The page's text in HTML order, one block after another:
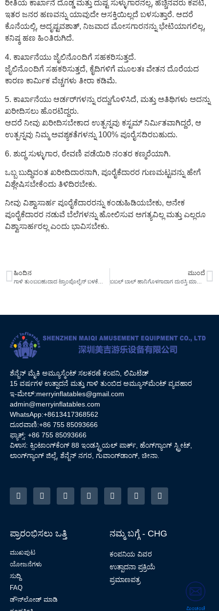
ರೀತಿಯ ಕಾರ್ಖಾನೆ ದೊಡ್ಡ ಮತ್ತು ದುಷ್ಟ ಸುಳ್ಳುಗಾರನಲ್ಲ, ಹೆಚ್ಚಿನವರು ಕಪಟಿ,
ಇತರ ಜನರ ಹಣವನ್ನು ಯಾವುದೇ ಆಸಕ್ತಿಯಿಲ್ಲದೆ ಬಳಸುತ್ತಾರೆ. ಆದರೆ
ಕೊನೆಯಲ್ಲಿ, ಅದೃಷ್ಟವಶಾತ್, ನಿಜವಾದ ಮೋಸಗಾರನನ್ನು ಭೇಟಿಯಾಗಲಿಲ್ಲ,
ಕನಿಷ್ಠ ಹಣ ಹಿಂತಿರುಗಿದೆ.
4. ಕಾರ್ಖಾನೆಯು ಜೈಲಿನೊಂದಿಗೆ ಸಹಕರಿಸುತ್ತದೆ.
ಜೈಲಿನೊಂದಿಗೆ ಸಹಕರಿಸುತ್ತದೆ, ಕೈದಿಗಳಿಗೆ ಮೂಲತಃ ವೇತನ ದೊರೆಯದ
ಕಾರಣ ಕಾರ್ಮಿಕ ವೆಚ್ಚಗಳು ತೀರಾ ಕಡಿಮೆ.
5. ಕಾರ್ಖಾನೆಯು ಆರ್ಡರ್‌ಗಳನ್ನು ರದ್ದುಗೊಳಿಸಿದೆ, ಮತ್ತು ಅತಿಥಿಗಳು ಅದನ್ನು
ಖರೀದಿಸಲು ಹೊರಟಿದ್ದರು.
ಆದರೆ ನೀವು ಖರೀದಿಸಬೇಕಾದ ಉತ್ಪನ್ನವು ಕಸ್ಟಮ್ ನಿರ್ಮಿತವಾಗಿದ್ದರೆ, ಆ
ಉತ್ಪನ್ನವು ನಿಮ್ಮ ಅವಶ್ಯಕತೆಗಳನ್ನು 100% ಪೂರೈಸದಿರಬಹುದು.
6. ಶುದ್ಧ ಸುಳ್ಳುಗಾರ, ಠೇವಣಿ ಪಡೆಯಿರಿ ನಂತರ ಕಣ್ಮರೆಯಾಗಿ.
ಒಬ್ಬ ಬುದ್ಧಿವಂತ ಖರೀದಿದಾರನಾಗಿ, ಪೂರೈಕೆದಾರರ ಗುಣಮಟ್ಟವನ್ನು ಹೇಗೆ
ವಿಶ್ಲೇಷಿಸಬೇಕೆಂದು ತಿಳಿದಿರಬೇಕು.
ನೀವು ವಿಶ್ವಾಸಾರ್ಹ ಪೂರೈಕೆದಾರರನ್ನು ಕಂಡುಹಿಡಿಯಬೇಕು, ಅನೇಕ
ಪೂರೈಕೆದಾರರ ನಡುವೆ ಬೆಲೆಗಳನ್ನು ಹೋಲಿಸುವ ಅಗತ್ಯವಿಲ್ಲ ಮತ್ತು ಎಲ್ಲರೂ
ವಿಶ್ವಾಸಾರ್ಹರಲ್ಲ ಎಂದು ಭಾವಿಸಬೇಕು.
ಹಿಂದಿನ ಮುಂದೆ
ಬಬಲ್ ಬಾಲ್ ಹಾನಿಗೊಳಗಾದಾಗ ದುರಸ್ತಿ ಮಾಡುವುದು ಹೇಗೆ?
ಶೆನ್ಜೆನ್ ಮೈಕಿ ಅಮ್ಯೂಸ್ಮೆಂಟ್ ಸಲಕರಣೆ ಕಂಪನಿ, ಲಿಮಿಟೆಡ್
15 ವರ್ಷಗಳ ಉತ್ಪಾದನೆ ಮತ್ತು ಗಾಳಿ ತುಂಬಿದ ಅಮ್ಯೂಸ್‌ಮೆಂಟ್ ವ್ಯವಹಾರ
ಇ-ಮೇಲ್:merryinflatables@gmail.com
admin@merryinflatables.com
WhatsApp:+8613417368562
ದೂರವಾಣಿ:+86 755 85093666
ಫ್ಯಾಕ್ಸ್: +86 755 85093666
ವಿಳಾಸ: ಕ್ಸಿಂಟಾಂಗ್‌ಕೆಂಗ್ 88 ಇಂಡಸ್ಟ್ರಿಯಲ್ ಪಾರ್ಕ್, ಹೆಂಗ್‌ಗ್ಯಾಂಗ್ ಸ್ಟ್ರೀಟ್,
ಲಾಂಗ್‌ಗ್ಯಾಂಗ್ ಜಿಲ್ಲೆ, ಶೆನ್ಜೆನ್ ನಗರ, ಗುವಾಂಗ್‌ಡಾಂಗ್, ಚೀನಾ.
ಪ್ರಾರಂಭಿಸಲು ಒತ್ತಿ
ಮುಖಪುಟ
ಯೋಜನೆಗಳು
ಸುದ್ದಿ
FAQ
ಡೌನ್‌ಲೋಡ್ ಮಾಡಿ
ನಮ್ಮ ಬಗ್ಗೆ - CHG
ಕಂಪನಿಯ ವಿವರ
ಉತ್ಪಾದನಾ ಪ್ರಕ್ರಿಯೆ
ಪ್ರಮಾಣಪತ್ರ
ಮಿಂಚಂಚೆ